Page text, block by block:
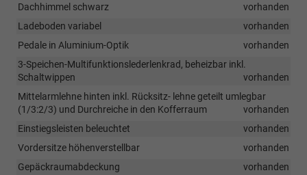
Dachhimmel schwarz
vorhanden
Ladeboden variabel
vorhanden
Pedale in Aluminium-Optik
vorhanden
3-Speichen-Multifunktionslederlenkrad, beheizbar inkl.
Schaltwippen
vorhanden
Mittelarmlehne hinten inkl. Rücksitz- lehne geteilt umlegbar
(1/3:2/3) und Durchreiche in den Kofferraum
vorhanden
Einstiegsleisten beleuchtet
vorhanden
Vordersitze höhenverstellbar
vorhanden
Gepäckraumabdeckung
vorhanden